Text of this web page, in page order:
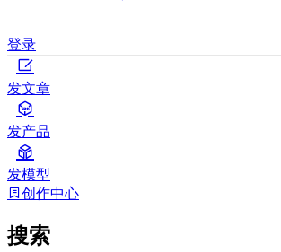
登录
发文章
发产品
发模型
创作中心
搜索